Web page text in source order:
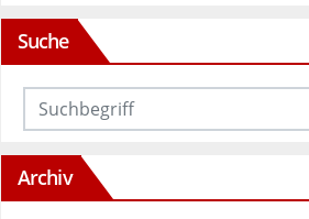
Suche
Archiv